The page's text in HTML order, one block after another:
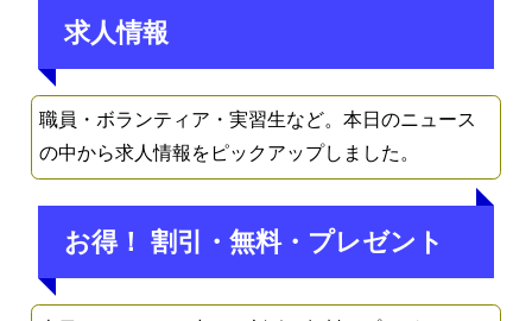
求人情報
職員・ボランティア・実習生など。本日のニュース
の中から求人情報をピックアップしました。
お得！ 割引・無料・プレゼント